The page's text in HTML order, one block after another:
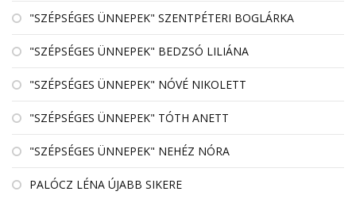
"SZÉPSÉGES ÜNNEPEK" SZENTPÉTERI BOGLÁRKA
"SZÉPSÉGES ÜNNEPEK" BEDZSÓ LILIÁNA
"SZÉPSÉGES ÜNNEPEK" NÓVÉ NIKOLETT
"SZÉPSÉGES ÜNNEPEK" TÓTH ANETT
"SZÉPSÉGES ÜNNEPEK" NEHÉZ NÓRA
PALÓCZ LÉNA ÚJABB SIKERE